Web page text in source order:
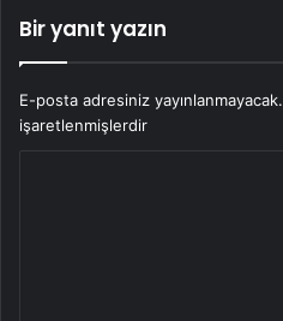
Bir yanıt yazın
E-posta adresiniz yayınlanmayacak.
işaretlenmişlerdir